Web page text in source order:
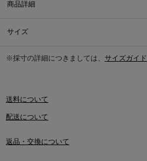
商品詳細
サイズ
※採寸の詳細につきましては、 サイズガイド
送料について
配送について
返品・交換について